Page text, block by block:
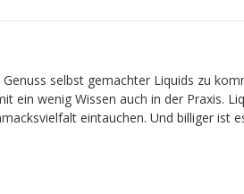
selbst gemachter Liquids zu
ein wenig Wissen auch in der Praxis.
eintauchen. Und billiger ist